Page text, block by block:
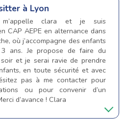
à Lyon
clara et je suis
CAP AEPE en alternance dans
où j’accompagne des enfants
ans. Je propose de faire du
et je serai ravie de prendre
en toute sécurité et avec
pas à me contacter pour
ou pour convenir d’un
d’avance ! Clara